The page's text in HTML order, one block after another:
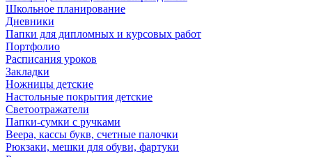
Школьное планирование
Дневники
Папки для дипломных и курсовых работ
Портфолио
Расписания уроков
Закладки
Ножницы детские
Настольные покрытия детские
Светоотражатели
Папки-сумки с ручками
Веера, кассы букв, счетные палочки
Рюкзаки, мешки для обуви, фартуки